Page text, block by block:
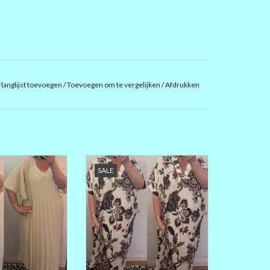
toevoegen /Toevoegen om te vergelijken /Afdrukken
ZITTEN ZALIG
MAAKT NOOIT
DAMES
RUIM 74 CM
92 CM
EN 5% ELASTAN
SALE
JA DE DEMI IS TERUG IN EEN
MOOIE CHIQUE PRINT
O/O 80 CM HEUP OOK 84 CM
LENGTE 118 CM
MIX 60% POLYESTER 35%
VISCOSE EN ELASTAN